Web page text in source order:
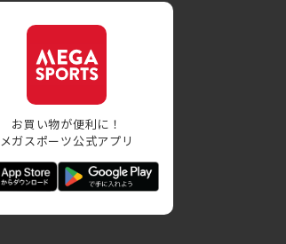
お買い物が便利に！
メガスポーツ公式アプリ